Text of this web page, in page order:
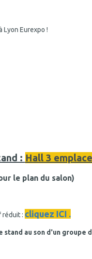
Lyon Eurexpo !
: Hall 3
le plan du salon)
réduit : cliquez ICI .
stand au son d'un groupe